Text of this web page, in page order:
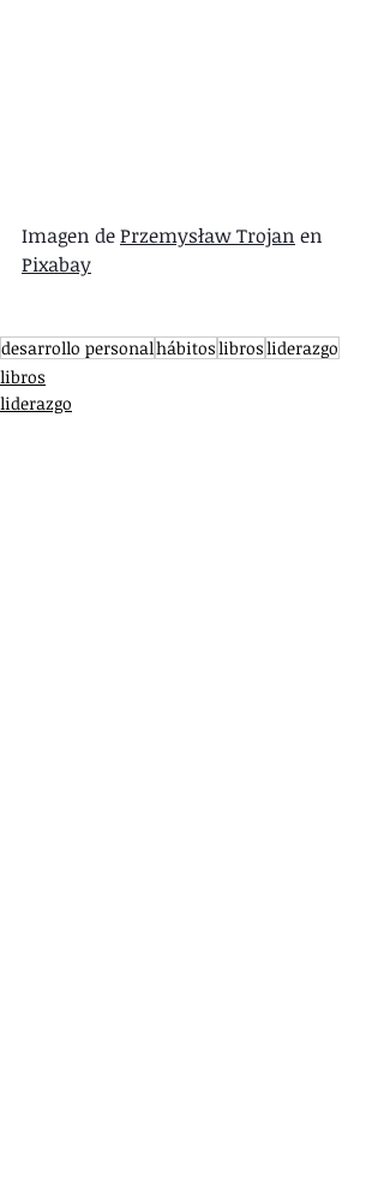
Imagen de Przemysław Trojan en
Pixabay
desarrollo personalhábitoslibrosliderazgo
libros
liderazgo